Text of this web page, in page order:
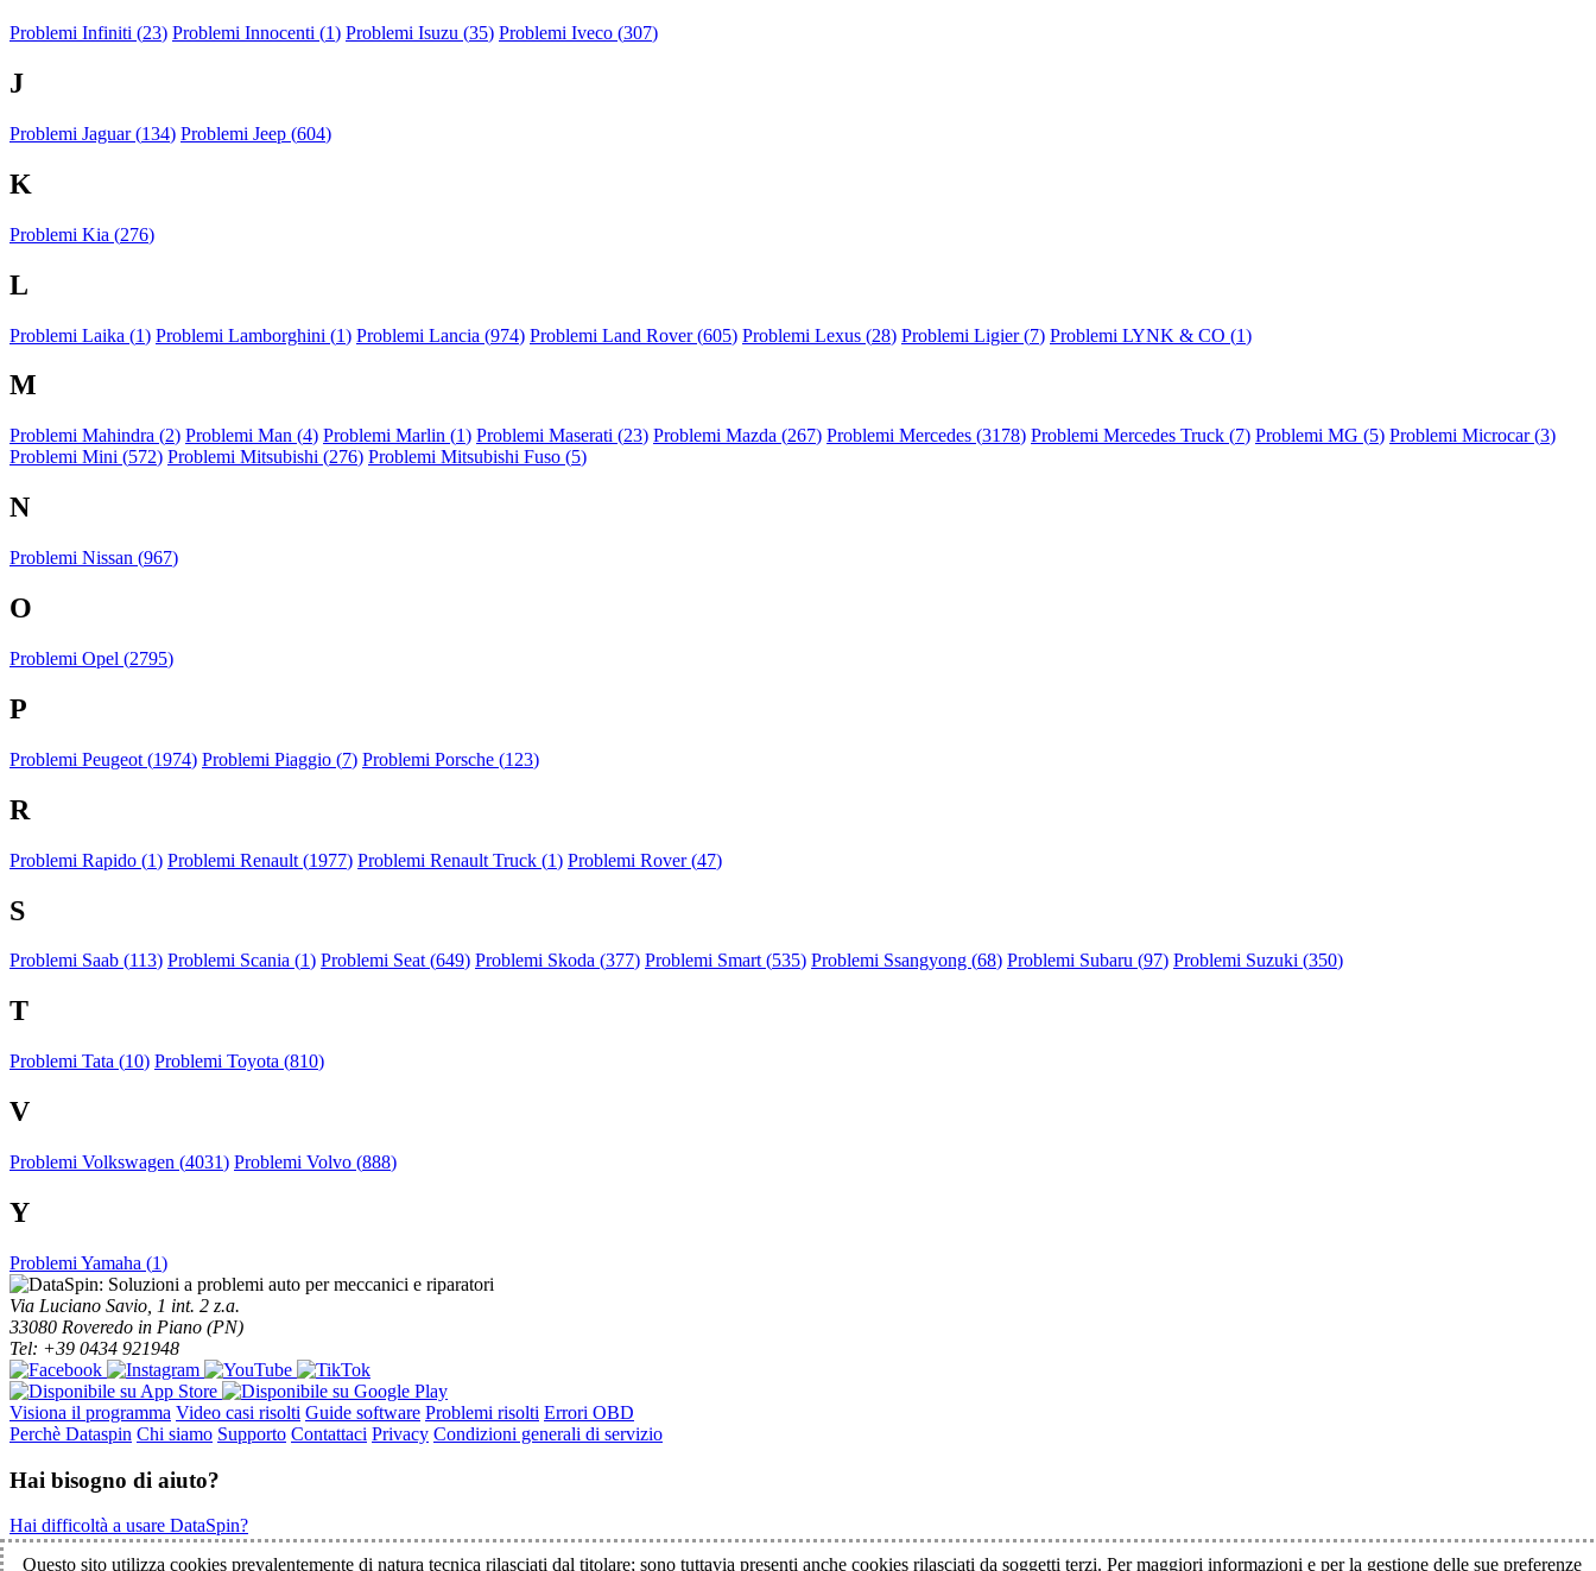
Problemi Infiniti (23) Problemi Innocenti (1) Problemi Isuzu (35) Problemi Iveco (307)
J
Problemi Jaguar (134) Problemi Jeep (604)
K
Problemi Kia (276)
L
Problemi Laika (1) Problemi Lamborghini (1) Problemi Lancia (974) Problemi Land Rover (605) Problemi Lexus (28) Problemi Ligier (7) Problemi LYNK & CO (1)
M
Problemi Mahindra (2) Problemi Man (4) Problemi Marlin (1) Problemi Maserati (23) Problemi Mazda (267) Problemi Mercedes (3178) Problemi Mercedes Truck (7) Problemi MG (5) Problemi Microcar (3)
Problemi Mini (572) Problemi Mitsubishi (276) Problemi Mitsubishi Fuso (5)
N
Problemi Nissan (967)
O
Problemi Opel (2795)
P
Problemi Peugeot (1974) Problemi Piaggio (7) Problemi Porsche (123)
R
Problemi Rapido (1) Problemi Renault (1977) Problemi Renault Truck (1) Problemi Rover (47)
S
Problemi Saab (113) Problemi Scania (1) Problemi Seat (649) Problemi Skoda (377) Problemi Smart (535) Problemi Ssangyong (68) Problemi Subaru (97) Problemi Suzuki (350)
T
Problemi Tata (10) Problemi Toyota (810)
V
Problemi Volkswagen (4031) Problemi Volvo (888)
Y
Problemi Yamaha (1)
Via Luciano Savio, 1 int. 2 z.a.
33080 Roveredo in Piano (PN)
Tel: +39 0434 921948
Visiona il programma Video casi risolti Guide software Problemi risolti Errori OBD
Perchè Dataspin Chi siamo Supporto Contattaci Privacy Condizioni generali di servizio
Hai bisogno di aiuto?
Hai difficoltà a usare DataSpin?
Clicca per la teleassistenza!
Questo sito utilizza cookies prevalentemente di natura tecnica rilasciati dal titolare; sono tuttavia presenti anche cookies rilasciati da soggetti terzi. Per maggiori informazioni e per la gestione delle sue preferenze